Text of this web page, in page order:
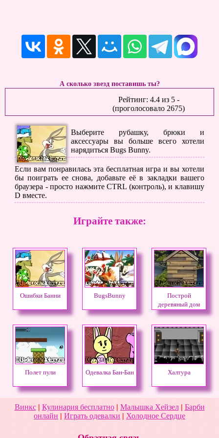
А сколько звезд поставишь ты?
Рейтинг: 4.4из 5-
(проголосовало 2675)
Выберите рубашку, брюки и
аксессуары вы больше всего хотели
нарядиться Bugs Bunny.
Если вам понравилась эта бесплатная игра и вы хотели
бы поиграть ее снова, добавьте её в закладки вашего
браузера - просто нажмите CTRL (контроль), и клавишу
D вместе.
Играйте также:
Ошибки Банни BugsBunny
Построй
деревяный дом
Полет пули Одевалка Бан-Бан Халтура
Винкс| Кулинария бесплатно| Малышка Хейзел| Барби
онлайн | Играть одевалки | Холодное Сердце